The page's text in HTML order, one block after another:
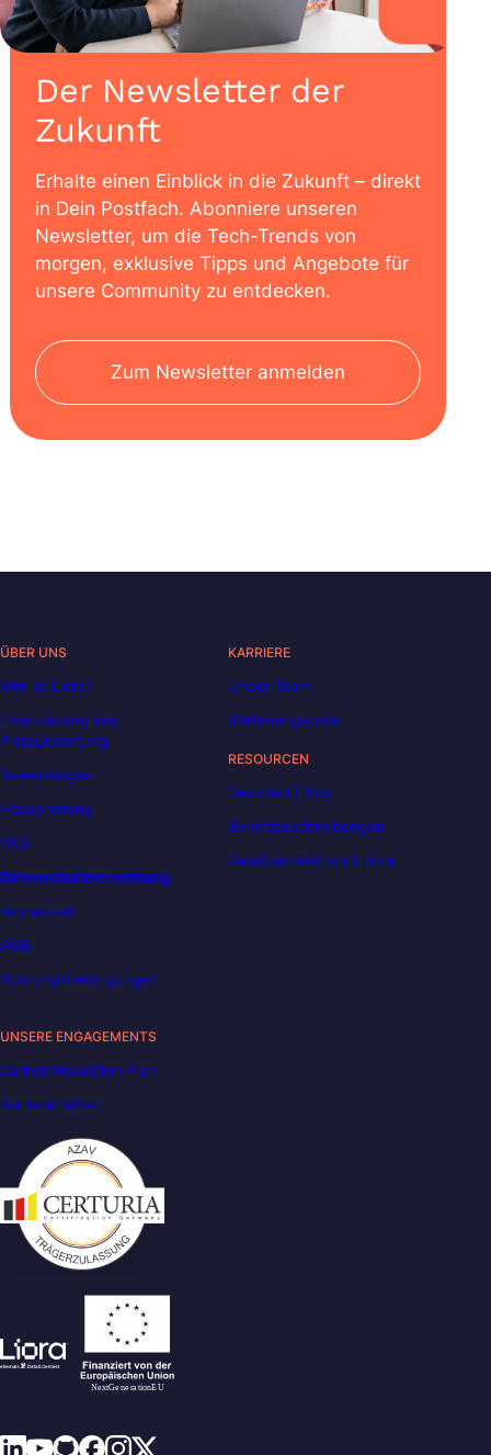
Der Newsletter der
Zukunft
Erhalte einen Einblick in die Zukunft – direkt
in Dein Postfach. Abonniere unseren
Newsletter, um die Tech-Trends von
morgen, exklusive Tipps und Angebote für
unsere Community zu entdecken.
Zum Newsletter anmelden
ÜBER UNS
Wer ist Liora?
Finanzierung und
Preisgestaltung
Bewertungen
Hausordnung
FAQ
Datenschutzverordnung
Impressum
AGB
Nutzungsbedingungen
KARRIERE
Unser Team
Stellenangebote
RESOURCEN
Decoded | Blog
Berufsbeschreibungen
DataScientest wird Liora
UNSERE ENGAGEMENTS
Carbon Reduction Plan
Barrierefreiheit